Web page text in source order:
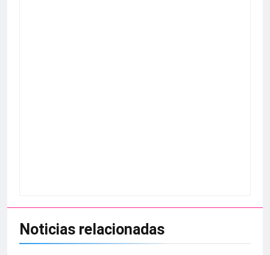
Noticias relacionadas